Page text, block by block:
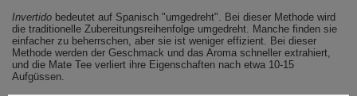
Invertido bedeutet auf Spanisch "umgedreht". Bei dieser Methode wird
die traditionelle Zubereitungsreihenfolge umgedreht. Manche finden sie
einfacher zu beherrschen, aber sie ist weniger effizient. Bei dieser
Methode werden der Geschmack und das Aroma schneller extrahiert,
und die Mate Tee verliert ihre Eigenschaften nach etwa 10-15
Aufgüssen.